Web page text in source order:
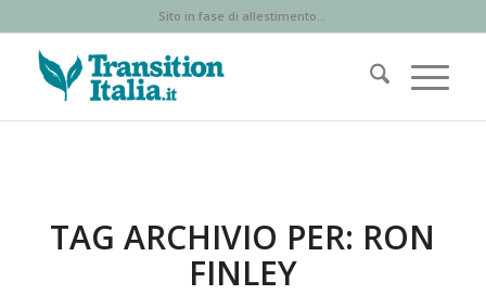
Sito in fase di allestimento...
TAG ARCHIVIO PER: RON
FINLEY